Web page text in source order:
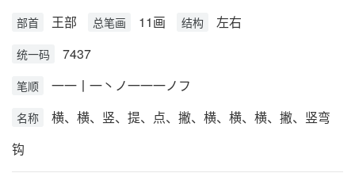
部首 王部 总笔画 11画 结构 左右
统一码 7437
笔顺 一一丨一丶ノ一一一ノフ
名称
横、横、竖、提、点、撇、横、横、横、撇、竖弯
钩